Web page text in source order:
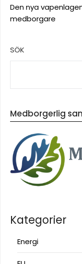
Den nya
medborgare
SÖK
Medborgerlig
Kategorier
Energi